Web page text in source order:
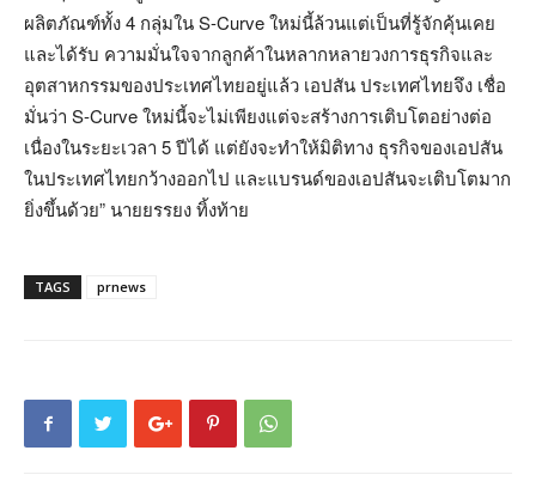
ผลิตภัณฑ์ทั้ง 4 กลุ่มใน S-Curve ใหม่นี้ล้วนแต่เป็นที่รู้จักคุ้นเคย
และได้รับ ความมั่นใจจากลูกค้าในหลากหลายวงการธุรกิจและ
อุตสาหกรรมของประเทศไทยอยู่แล้ว เอปสัน ประเทศไทยจึง เชื่อ
มั่นว่า S-Curve ใหม่นี้จะไม่เพียงแต่จะสร้างการเติบโตอย่างต่อ
เนื่องในระยะเวลา 5 ปีได้ แต่ยังจะทำให้มิติทาง ธุรกิจของเอปสัน
ในประเทศไทยกว้างออกไป และแบรนด์ของเอปสันจะเติบโตมาก
ยิ่งขึ้นด้วย” นายยรรยง ทิ้งท้าย
TAGS prnews